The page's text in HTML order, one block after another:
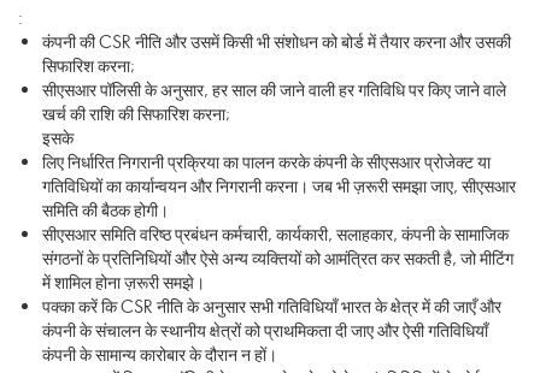
:
कंपनी की CSR नीति और उसमें किसी भी संशोधन को बोर्ड में तैयार करना और उसकी
सिफारिश करना;
सीएसआर पॉलिसी के अनुसार, हर साल की जाने वाली हर गतिविधि पर किए जाने वाले
खर्च की राशि की सिफारिश करना;
इसके
लिए निर्धारित निगरानी प्रक्रिया का पालन करके कंपनी के सीएसआर प्रोजेक्ट या
गतिविधियों का कार्यान्वयन और निगरानी करना। जब भी ज़रूरी समझा जाए, सीएसआर
समिति की बैठक होगी।
सीएसआर समिति वरिष्ठ प्रबंधन कर्मचारी, कार्यकारी, सलाहकार, कंपनी के सामाजिक
संगठनों के प्रतिनिधियों और ऐसे अन्य व्यक्तियों को आमंत्रित कर सकती है, जो मीटिंग
में शामिल होना ज़रूरी समझे।
पक्का करें कि CSR नीति के अनुसार सभी गतिविधियाँ भारत के क्षेत्र में की जाएँ और
कंपनी के संचालन के स्थानीय क्षेत्रों को प्राथमिकता दी जाए और ऐसी गतिविधियाँ
कंपनी के सामान्य कारोबार के दौरान न हों।